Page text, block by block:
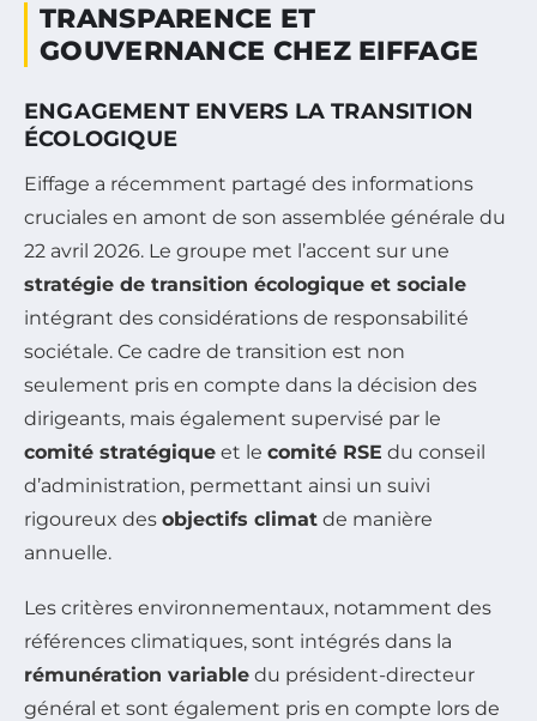
TRANSPARENCE ET
GOUVERNANCE CHEZ EIFFAGE
ENGAGEMENT ENVERS LA TRANSITION
ÉCOLOGIQUE
Eiffage a récemment partagé des informations
cruciales en amont de son assemblée générale du
22 avril 2026. Le groupe met l’accent sur une
stratégie de transition écologique et sociale
intégrant des considérations de responsabilité
sociétale. Ce cadre de transition est non
seulement pris en compte dans la décision des
dirigeants, mais également supervisé par le
comité stratégique et le comité RSE du conseil
d’administration, permettant ainsi un suivi
rigoureux des objectifs climat de manière
annuelle.
Les critères environnementaux, notamment des
références climatiques, sont intégrés dans la
rémunération variable du président-directeur
général et sont également pris en compte lors de